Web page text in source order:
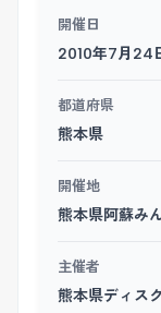
開催日
2010年7月24
都道府県
熊本県
開催地
熊本県阿蘇み
主催者
熊本県ディス